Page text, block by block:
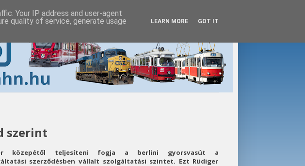
szerint
közepétől teljesíteni fogja a berlini gyorsvasút a
szerződésben vállalt szolgáltatási szintet. Ezt Rüdiger
Your IP address and user-agent
quality of service, generate usage
LEARN MORE GOT IT